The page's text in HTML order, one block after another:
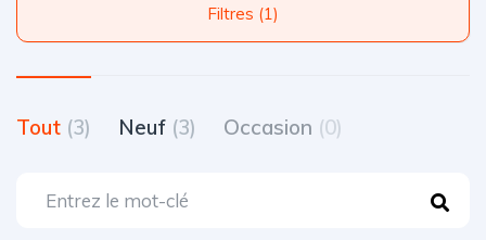
Filtres (1)
Tout (3) Neuf (3) Occasion (0)